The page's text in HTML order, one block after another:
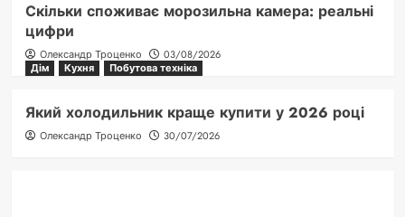
Скільки споживає морозильна камера: реальні
цифри
Олександр Троценко
03/08/2026
Дім
Кухня Побутова техніка
Який холодильник краще купити у 2026 році
Олександр Троценко 30/07/2026